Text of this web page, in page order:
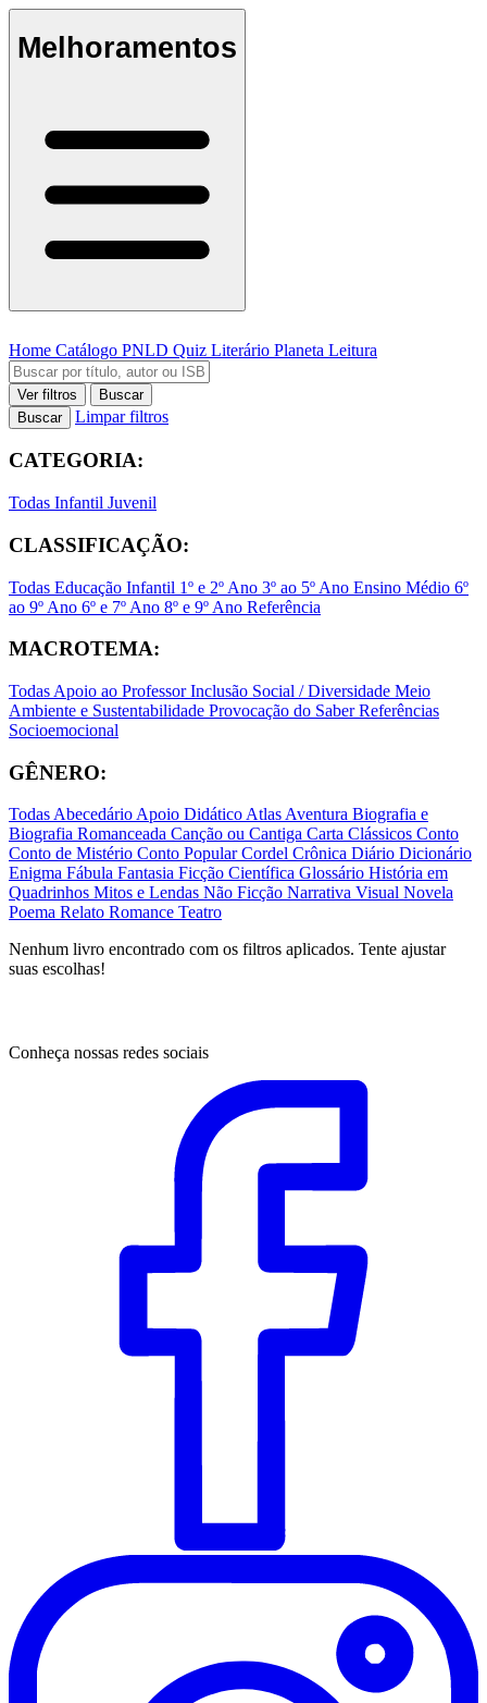
Melhoramentos
Home Catálogo PNLD Quiz Literário Planeta Leitura
Ver filtros
Buscar
Buscar
Limpar filtros
CATEGORIA:
Todas Infantil Juvenil
CLASSIFICAÇÃO:
Todas Educação Infantil 1º e 2º Ano 3º ao 5º Ano Ensino Médio 6º
ao 9º Ano 6º e 7º Ano 8º e 9º Ano Referência
MACROTEMA:
Todas Apoio ao ProfessorInclusão Social / Diversidade Meio
Ambiente e Sustentabilidade Provocação do SaberReferências
Socioemocional
GÊNERO:
TodasAbecedárioApoio DidáticoAtlasAventura Biografia e
Biografia Romanceada Canção ou Cantiga Carta Clássicos Conto
Conto de Mistério Conto PopularCordel Crônica Diário Dicionário
Enigma Fábula Fantasia Ficção Científica Glossário História em
Quadrinhos Mitos e Lendas Não Ficção Narrativa Visual Novela
Poema Relato Romance Teatro
Nenhum livro encontrado com os filtros aplicados. Tente ajustar
suas escolhas!
Conheça nossas redes sociais